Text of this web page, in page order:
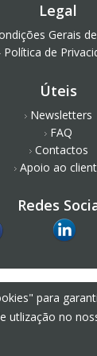
Legal
Gerais
Política de
Úteis
Newsletters
FAQ
Contactos
Apoio ao
Redes
para
utlização no